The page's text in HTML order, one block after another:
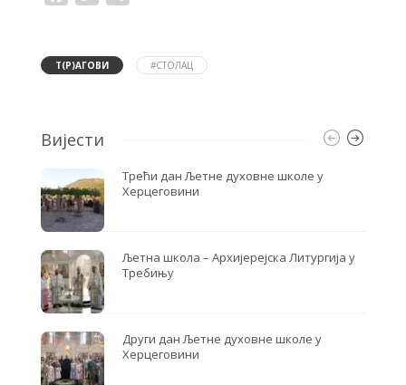
a
o
w
e
Т(Р)АГОВИ #СТОЛАЦ
Вијести
Трећи дан Љетне духовне школе у
Херцеговини
Љетна школа – Архијерејска Литургија у
Требињу
Други дан Љетне духовне школе у
Херцеговини